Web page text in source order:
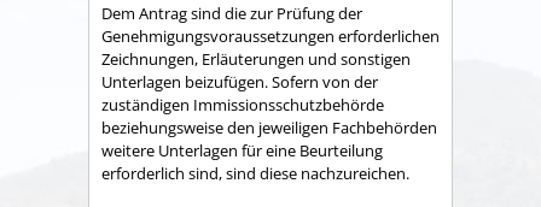
Dem Antrag sind die zur Prüfung der
Genehmigungsvoraussetzungen erforderlichen
Zeichnungen, Erläuterungen und sonstigen
Unterlagen beizufügen. Sofern von der
zuständigen Immissionsschutzbehörde
beziehungsweise den jeweiligen Fachbehörden
weitere Unterlagen für eine Beurteilung
erforderlich sind, sind diese nachzureichen.